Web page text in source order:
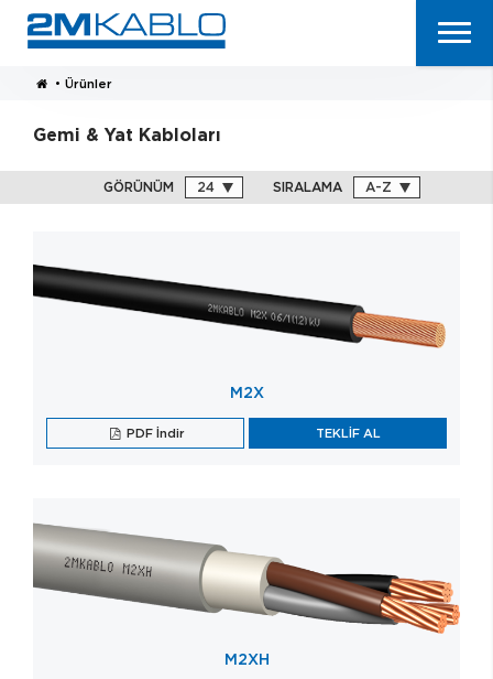
• Ürünler
Gemi & Yat Kabloları
GÖRÜNÜM SIRALAMA
M2X
PDF İndir TEKLİF AL
M2XH